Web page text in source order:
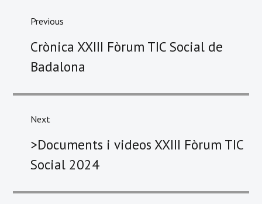
Previous
post:
Crònica XXIII Fòrum TIC Social de
Badalona
Next
post:
>Documents i videos XXIII Fòrum TIC
Social 2024